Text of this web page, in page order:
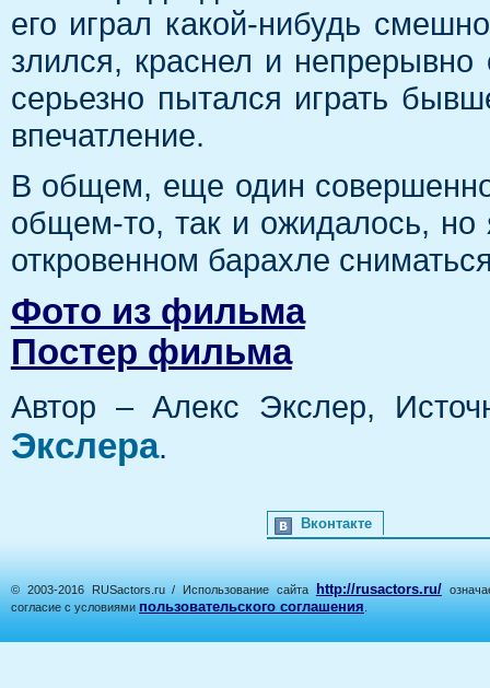
его играл какой-нибудь
злился, краснел и
серьезно пытался играть
впечатление.
В общем, еще один
общем-то, так и ожидалось, но
откровенном барахле
Фото из фильма
Постер фильма
Автор – Алекс Экслер,
Экслера.
Вконтакте
© 2003-2016 RUSactors.ru / Использование сайта http://rusactors.ru/
согласие с условиями пользовательского соглашения